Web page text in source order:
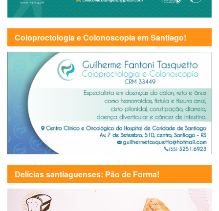
Coloproctologia e Colonoscopia em Santiago!
Delícias santiaguenses: Pão de Forma!